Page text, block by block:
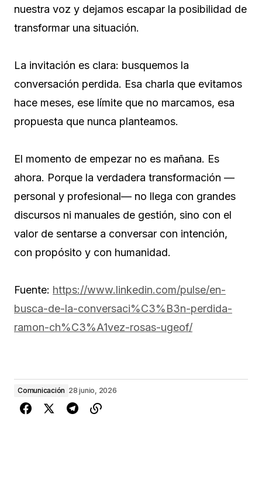
nuestra voz y dejamos escapar la posibilidad de
transformar una situación.
La invitación es clara: busquemos la
conversación perdida. Esa charla que evitamos
hace meses, ese límite que no marcamos, esa
propuesta que nunca planteamos.
El momento de empezar no es mañana. Es
ahora. Porque la verdadera transformación —
personal y profesional— no llega con grandes
discursos ni manuales de gestión, sino con el
valor de sentarse a conversar con intención,
con propósito y con humanidad.
Fuente: https://www.linkedin.com/pulse/en-
busca-de-la-conversaci%C3%B3n-perdida-
ramon-ch%C3%A1vez-rosas-ugeof/
Comunicación 28 junio, 2026